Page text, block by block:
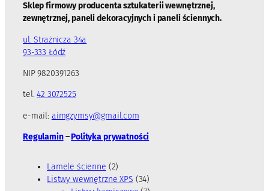
Sklep firmowy producenta sztukaterii wewnętrznej,
zewnętrznej, paneli dekoracyjnych i paneli ściennych.
ul. Strażnicza 34a
93-333 Łódź
NIP 9820391263
tel.42 3072525
e-mail: aimgzymsy@gmail.com
Regulamin–Polityka prywatności
Lamele ścienne 22
p
Listwy wewnętrzne XPS 343